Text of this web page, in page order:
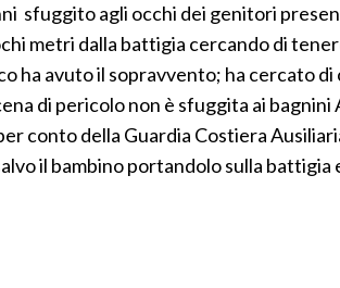
sfuggito agli occhi dei genitori
metri dalla battigia cercando di
ha avuto il sopravvento; ha cercato
di pericolo non è sfuggita ai bagnini
conto della Guardia Costiera
il bambino portandolo sulla battigia